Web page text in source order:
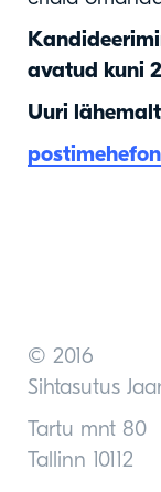
avatud kuni
Uuri
© 2016
Sihtasutus
Tartu mnt 80
Tallinn 10112